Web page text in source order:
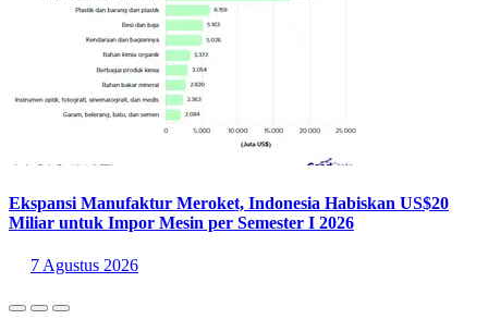
Ekspansi Manufaktur Meroket, Indonesia Habiskan US$20
Miliar untuk Impor Mesin per Semester I 2026
7 Agustus 2026